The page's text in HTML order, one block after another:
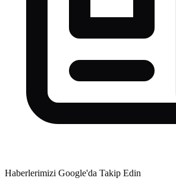
Haberlerimizi Google'da Takip Edin